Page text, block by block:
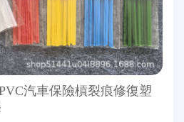
汽車保險槓裂痕修復塑